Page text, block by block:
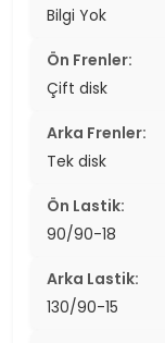
Bilgi Yok
Ön Frenler:
Çift disk
Arka Frenler:
Tek disk
Ön Lastik:
90/90-18
Arka Lastik:
130/90-15